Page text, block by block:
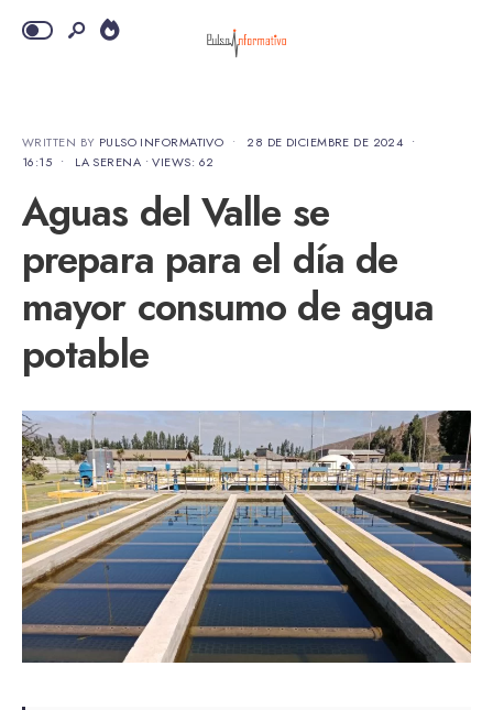
WRITTEN BY PULSO INFORMATIVO • 28 DE DICIEMBRE DE 2024 •
16:15 • LA SERENA •VIEWS: 62
Aguas del Valle se
prepara para el día de
mayor consumo de agua
potable